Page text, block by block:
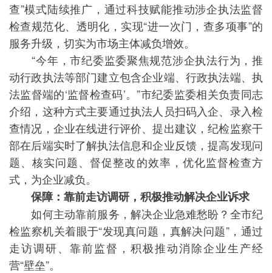
查”模式陆续推广，通过科技赋能推动涉企执法监督
检查规范化、透明化，实现“进一次门，查多项事”的
服务升级，切实为市场主体减负增效。
“今年，市纪委监委聚焦规范涉企执法行为，推
动行政执法等部门建立包含企业端、行政执法端、执
法监督端的‘监督检查码’。”市纪委监委相关负责同志
介绍，这种方式主要通过执法人员扫码入企、录入检
查情况，企业在线进行评价、提出建议，纪检监察干
部在后端实时了解执法信息和企业反馈，提高发现问
题、核实问题、督促整改的效率，优化监督检查方
式，为企业减负。
保障：靠前走访调研，积极推动解决企业诉求
如何主动靠前服务，解决企业急难愁盼？全市纪
检监察机关着眼于“发现真问题，真解决问题”，通过
走访调研、靠前监督，积极推动消除企业生产经
营“壁垒”。